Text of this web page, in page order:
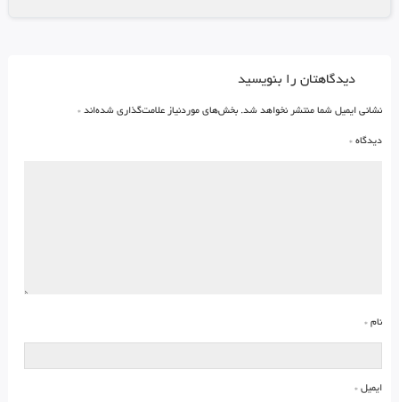
دیدگاهتان را بنویسید
نشانی ایمیل شما منتشر نخواهد شد. بخش‌های موردنیاز علامت‌گذاری شده‌اند *
دیدگاه *
نام *
ایمیل *